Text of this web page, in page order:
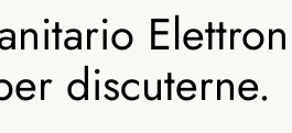
discuterne.